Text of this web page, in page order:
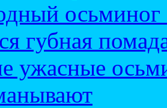
осьминог
губная
ужасные